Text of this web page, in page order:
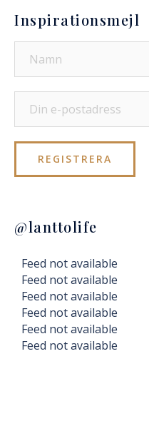
Inspirationsmejl
@lanttolife
Feed not available
Feed not available
Feed not available
Feed not available
Feed not available
Feed not available